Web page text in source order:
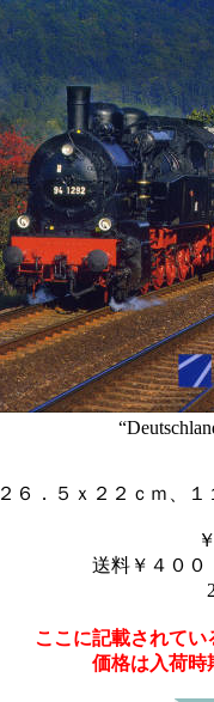
２６．５ｘ２２ｃｍ、
送料￥４００
ここに記載されて
価格は入荷時